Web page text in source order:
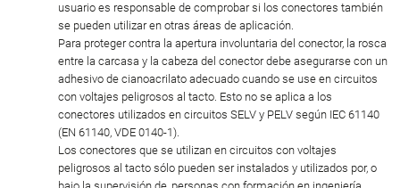
usuario es responsable de comprobar si los conectores también
se pueden utilizar en otras áreas de aplicación.
Para proteger contra la apertura involuntaria del conector, la rosca
entre la carcasa y la cabeza del conector debe asegurarse con un
adhesivo de cianoacrilato adecuado cuando se use en circuitos
con voltajes peligrosos al tacto. Esto no se aplica a los
conectores utilizados en circuitos SELV y PELV según IEC 61140
(EN 61140, VDE 0140-1).
Los conectores que se utilizan en circuitos con voltajes
peligrosos al tacto sólo pueden ser instalados y utilizados por, o